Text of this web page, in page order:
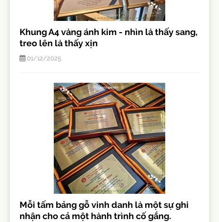
Khung A4 vàng ánh kim - nhìn là thấy sang,
treo lên là thấy xịn
01/12/2025
Mỗi tấm bảng gỗ vinh danh là một sự ghi
nhận cho cả một hành trình cố gắng.